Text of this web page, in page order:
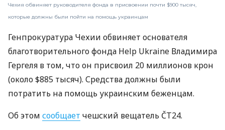
Чехия обвиняет руководителя фонда в присвоении почти $900 тысяч,
которые должны были пойти на помощь украинцам
Генпрокуратура Чехии обвиняет основателя
благотворительного фонда Help Ukraine Владимира
Гергеля в том, что он присвоил 20 миллионов крон
(около $885 тысяч). Средства должны были
потратить на помощь украинским беженцам.
Об этом сообщает чешский вещатель ČT24.